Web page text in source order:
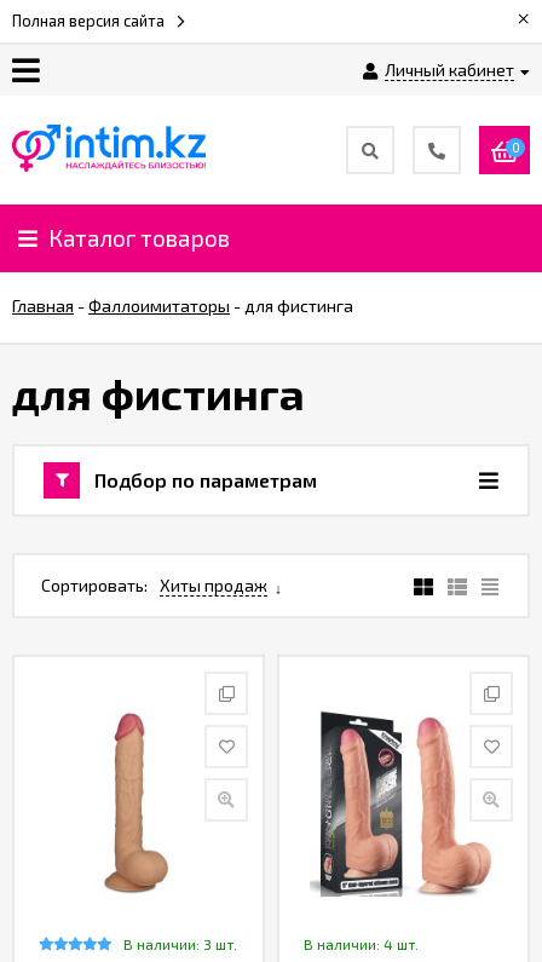
Полная версия сайта ×
Личный кабинет
нас
Доставка
и
0
Каталог товаров
Главная -Фаллоимитаторы - для фистинга
для фистинга
Подбор по параметрам
Сортировать: Хиты продаж
В наличии: 3 шт. В наличии: 4 шт.